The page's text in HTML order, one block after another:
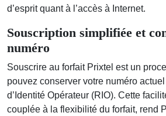
d’esprit quant à l’accès à Internet.
Souscription simplifiée et
numéro
Souscrire au forfait Prixtel est un
pouvez conserver votre numéro
d’Identité Opérateur (RIO). Cette
couplée à la flexibilité du forfait, rend